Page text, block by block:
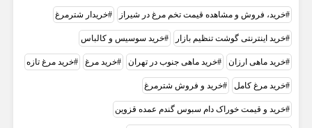
خرید، فروش و مشاهده قیمت تخم مرغ در شیراز خریدار شترمرغ
خرید اینترنتی گوشت تنظیم بازار خرید سوسیس و کالباس
خرید ماهی ارزان خرید ماهی جنوب در تهران خرید مرغ خرید مرغ تازه
خرید مرغ کامل خرید و فروش شترمرغ
خرید و قیمت خوراک دام سبوس گندم عمده قزوین